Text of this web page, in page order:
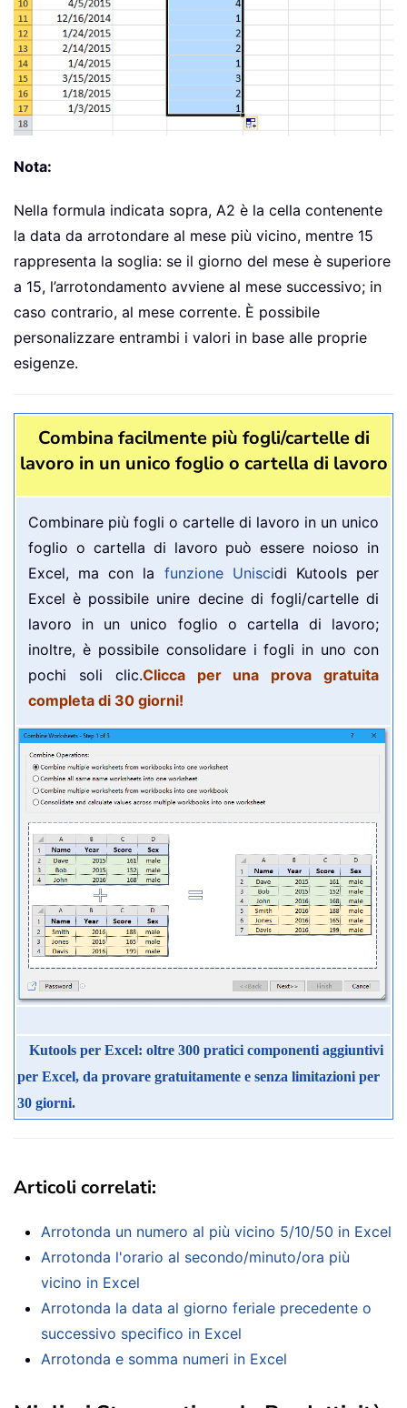
Nota:
Nella formula indicata sopra, A2 è la cella contenente
la data da arrotondare al mese più vicino, mentre 15
rappresenta la soglia: se il giorno del mese è superiore
a 15, l’arrotondamento avviene al mese successivo; in
caso contrario, al mese corrente. È possibile
personalizzare entrambi i valori in base alle proprie
esigenze.
Combina facilmente più fogli/cartelle di
lavoro in un unico foglio o cartella di lavoro
Combinare più fogli o cartelle di lavoro in un unico
foglio o cartella di lavoro può essere noioso in
Excel, ma con la funzione Uniscidi Kutools per
Excel è possibile unire decine di fogli/cartelle di
lavoro in un unico foglio o cartella di lavoro;
inoltre, è possibile consolidare i fogli in uno con
pochi soli clic.Clicca per una prova gratuita
completa di 30 giorni!
Kutools per Excel: oltre 300 pratici componenti aggiuntivi
per Excel, da provare gratuitamente e senza limitazioni per
30 giorni.
Articoli correlati:
Arrotonda un numero al più vicino 5/10/50 in Excel
Arrotonda l'orario al secondo/minuto/ora più
vicino in Excel
Arrotonda la data al giorno feriale precedente o
successivo specifico in Excel
Arrotonda e somma numeri in Excel